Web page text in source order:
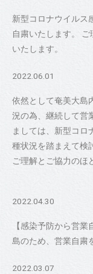
新型コロナウイルス
自粛いたします。
いたします。
2022.06.01
依然として奄美大島
況の為、継続して営
ましては、新型コロ
種状況を踏まえて検
ご理解とご協力のほ
2022.04.30
【感染予防から営
島のため、営業自粛
2022.03.07